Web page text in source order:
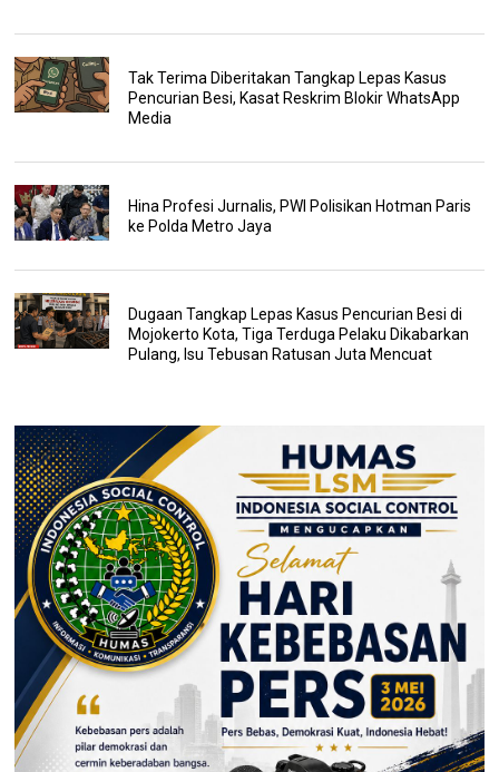
Tak Terima Diberitakan Tangkap Lepas Kasus
Pencurian Besi, Kasat Reskrim Blokir WhatsApp
Media
Hina Profesi Jurnalis, PWI Polisikan Hotman Paris
ke Polda Metro Jaya
Dugaan Tangkap Lepas Kasus Pencurian Besi di
Mojokerto Kota, Tiga Terduga Pelaku Dikabarkan
Pulang, Isu Tebusan Ratusan Juta Mencuat